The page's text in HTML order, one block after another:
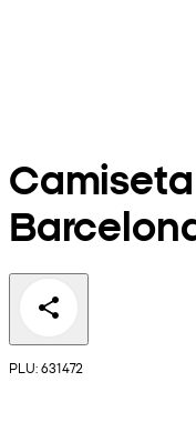
PLU: 631472